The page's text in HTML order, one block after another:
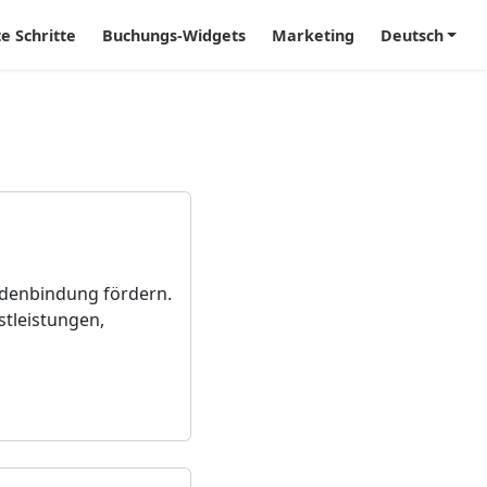
Schritte Buchungs-Widgets Marketing Deutsch
fördern.